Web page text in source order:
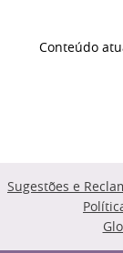
Conteúdo
Sugestões e